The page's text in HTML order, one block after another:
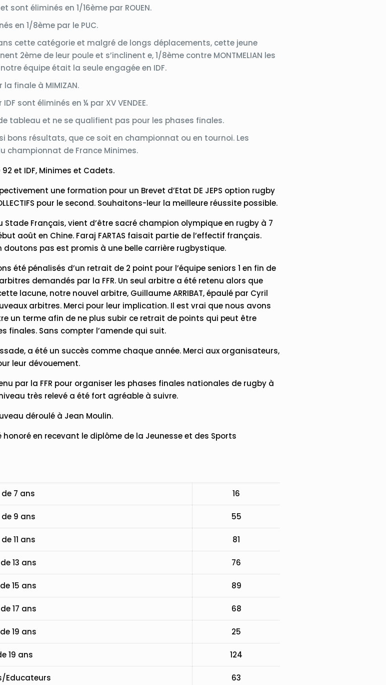
sont éliminés en 1/16ème par ROUEN.
en 1/8ème par le PUC.
cette catégorie et malgré de longs déplacements, cette jeune
2ème de leur poule et s’inclinent e, 1/8ème contre MONTMELIAN les
équipe était la seule engagée en IDF.
la finale à MIMIZAN.
sont éliminés en ¼ par XV VENDEE.
tableau et ne se qualifient pas pour les phases finales.
bons résultats, que ce soit en championnat ou en tournoi. Les
championnat de France Minimes.
et IDF, Minimes et Cadets.
une formation pour un Brevet d’Etat DE JEPS option rugby
pour le second. Souhaitons-leur la meilleure réussite possible.
Français, vient d’être sacré champion olympique en rugby à 7
août en Chine. Faraj FARTAS faisait partie de l’effectif français.
doutons pas est promis à une belle carrière rugbystique.
été pénalisés d’un retrait de 2 point pour l’équipe seniors 1 en fin de
demandés par la FFR. Un seul arbitre a été retenu alors que
lacune, notre nouvel arbitre, Guillaume ARRIBAT, épaulé par Cyril
arbitres. Merci pour leur implication. Il est vrai que nous avons
un terme afin de ne plus subir ce retrait de points qui peut être
finales. Sans compter l’amende qui suit.
a été un succès comme chaque année. Merci aux organisateurs,
leur dévouement.
par la FFR pour organiser les phases finales nationales de rugby à
très relevé a été fort agréable à suivre.
déroulé à Jean Moulin.
honoré en recevant le diplôme de la Jeunesse et des Sports
7 ans 16
9 ans 55
11 ans 81
13 ans 76
15 ans 89
17 ans 68
19 ans 25
19 ans 124
Educateurs 63